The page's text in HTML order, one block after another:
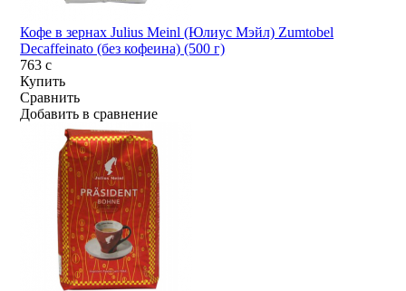
Кофе в зернах Julius Meinl (Юлиус Мэйл) Zumtobel
Decaffeinato (без кофеина) (500 г)
763c
Купить
Сравнить
Добавить в сравнение